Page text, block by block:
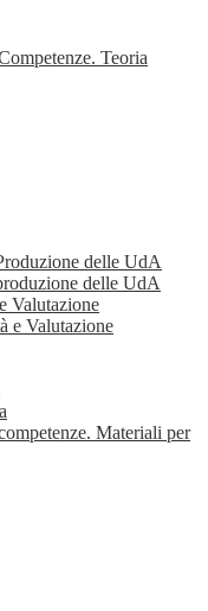
Teoria
delle UdA
delle UdA
Valutazione
e Valutazione
Materiali per